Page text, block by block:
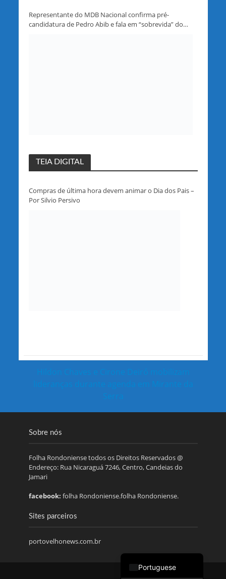
Representante do MDB Nacional confirma pré-
candidatura de Pedro Abib e fala em “sobrevida” do
TEIA DIGITAL
Compras de última hora devem animar o Dia dos Pais –
Por Silvio Persivo
Hildon Chaves e Cirone Deiró mobilizam
lideranças durante agenda em Mirante da
Serra
Sobre nós
Folha Rondoniense todos os Direitos Reservados @
Endereço: Rua Nicaraguá 7246, Centro, Candeias do
Jamari
facebook: folha Rondoniense.folha Rondoniense.
Sites parceiros
portovelhonews.com.br
Portuguese